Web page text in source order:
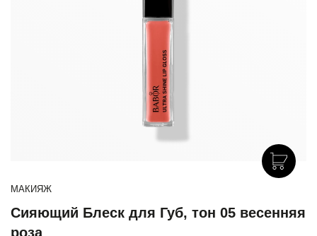
МАКИЯЖ
Сияющий Блеск для Губ, тон 05 весенняя
роза